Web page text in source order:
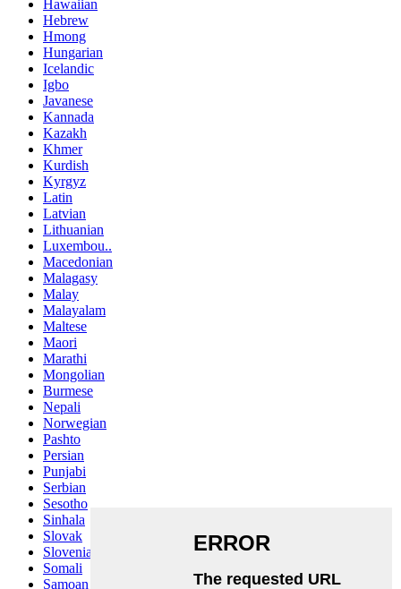
Hawaiian
Hebrew
Hmong
Hungarian
Icelandic
Igbo
Javanese
Kannada
Kazakh
Khmer
Kurdish
Kyrgyz
Latin
Latvian
Lithuanian
Luxembou..
Macedonian
Malagasy
Malay
Malayalam
Maltese
Maori
Marathi
Mongolian
Burmese
Nepali
Norwegian
Pashto
Persian
Punjabi
Serbian
Sesotho
Sinhala
Slovak
Slovenian
Somali
Samoan